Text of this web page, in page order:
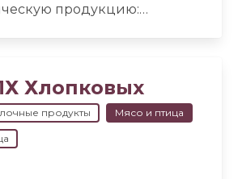
продукцию:
Хлопковых
продукты Мясо и птица